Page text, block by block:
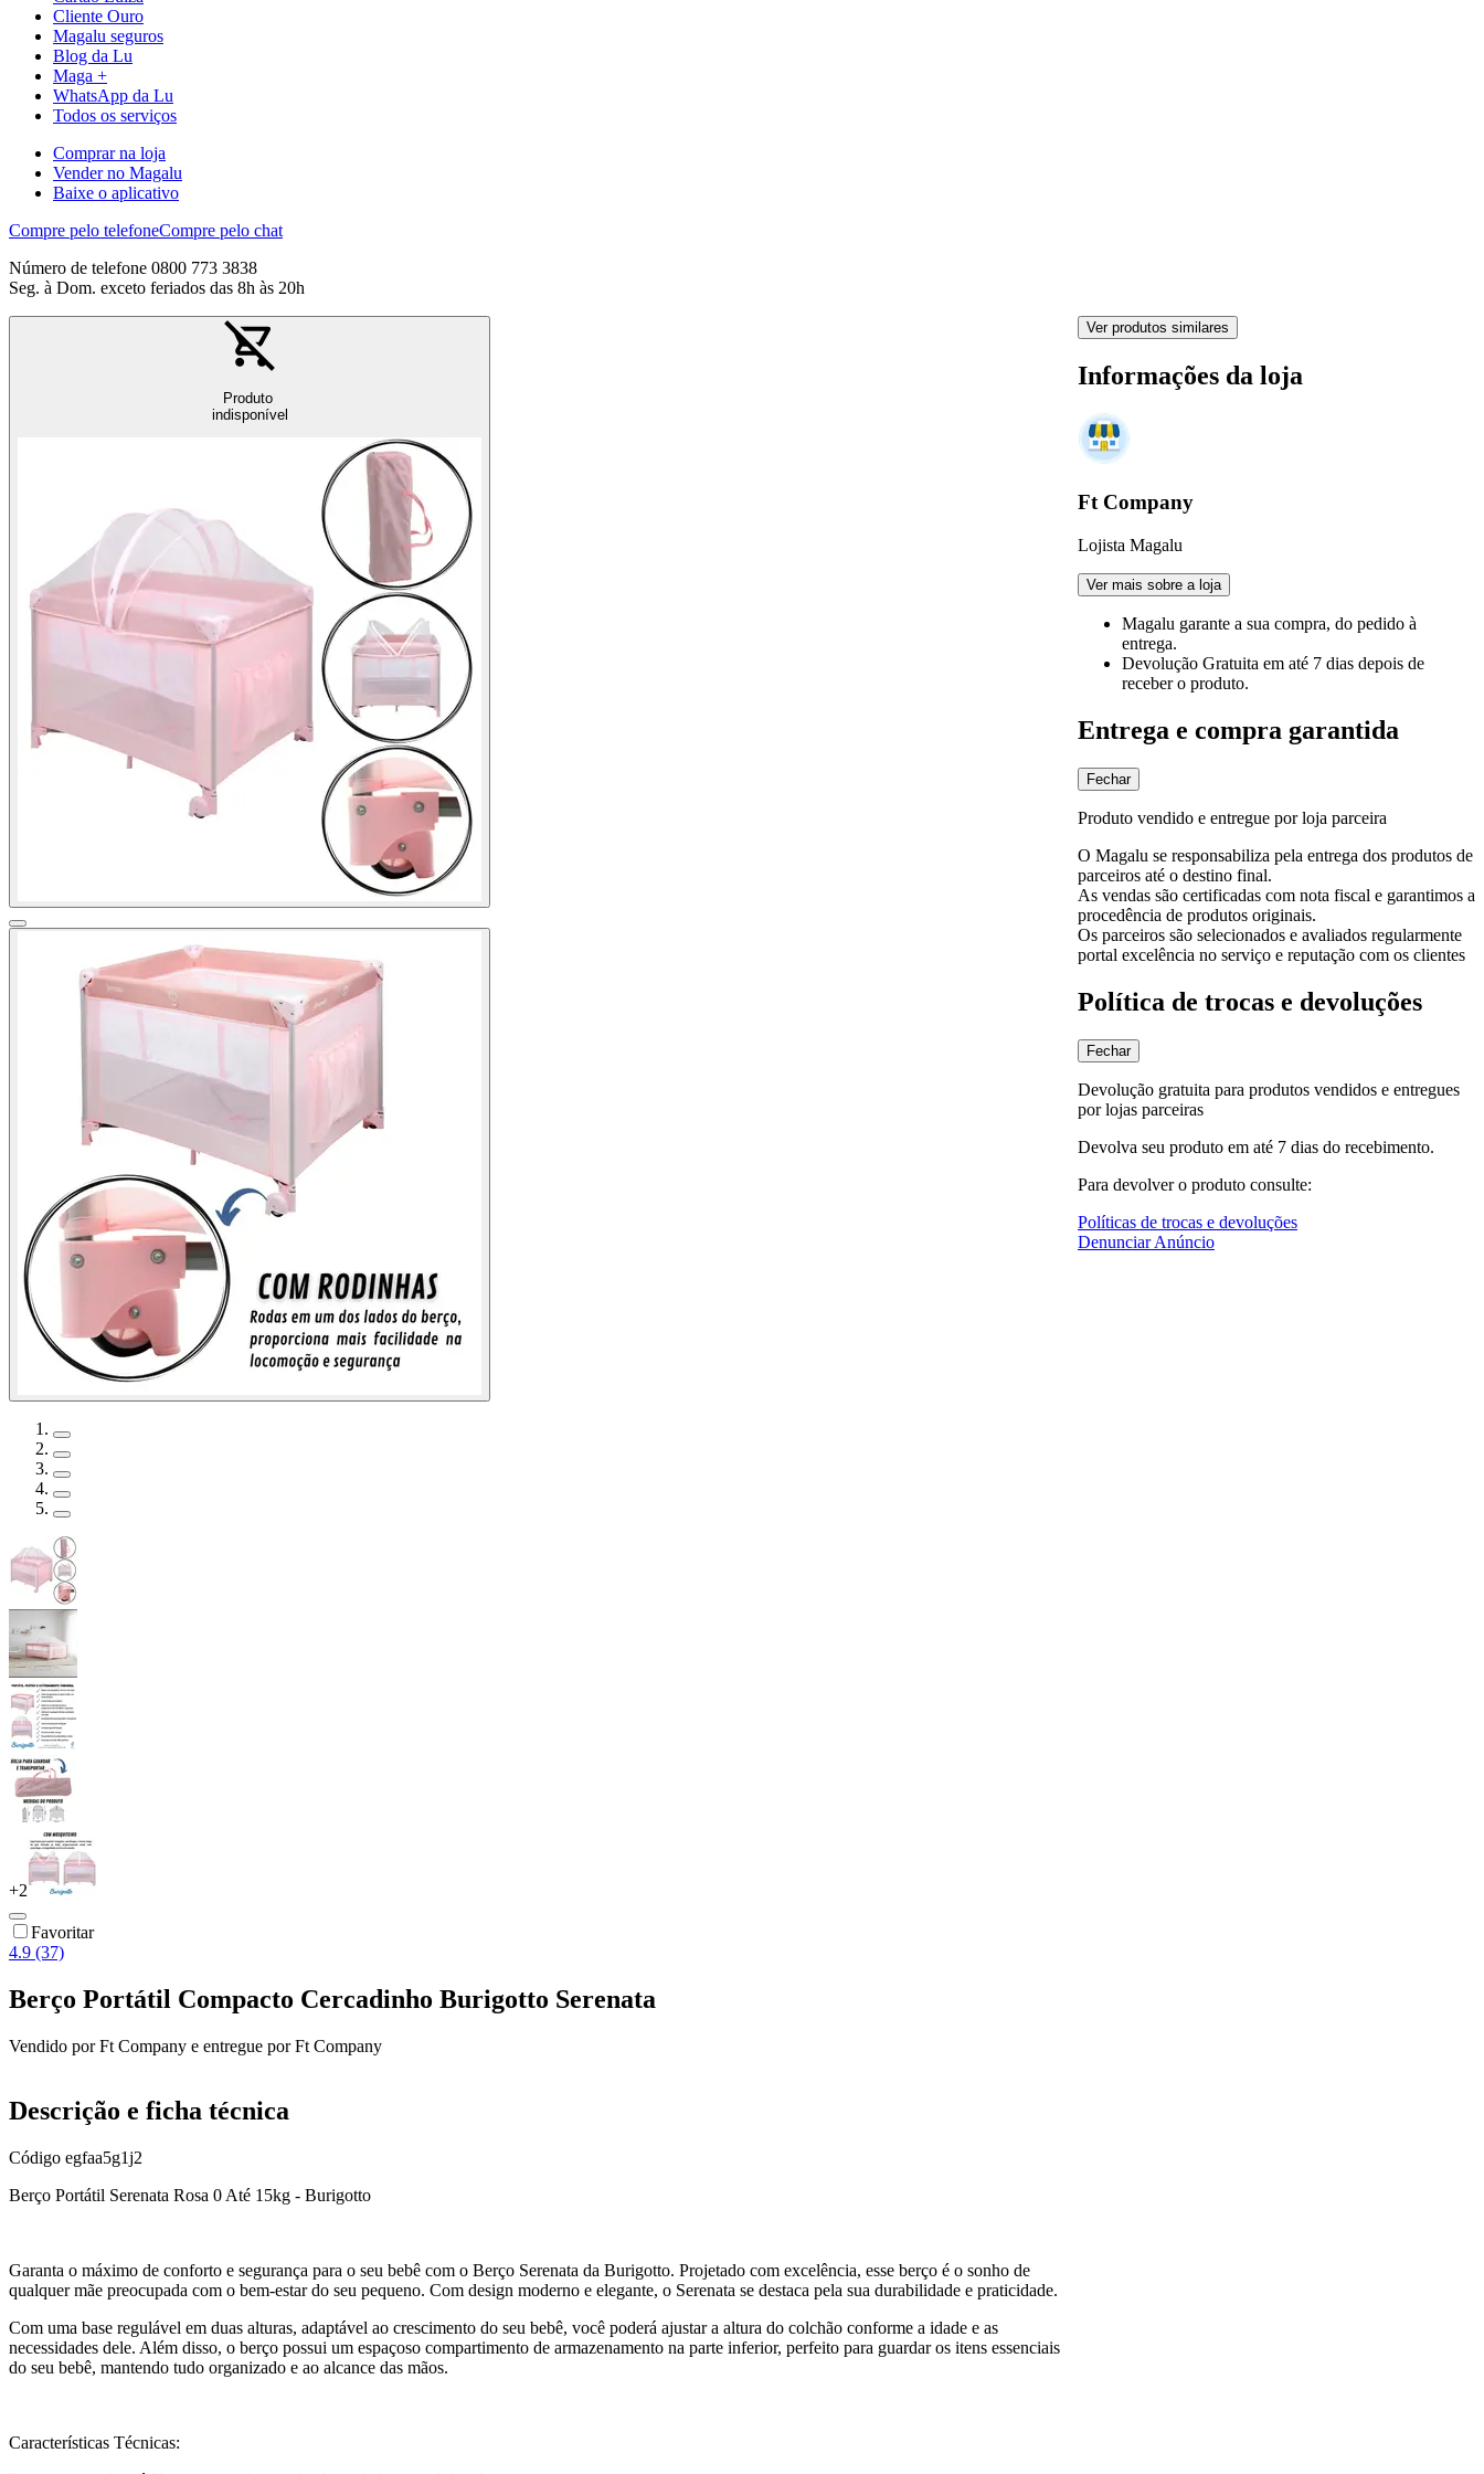
Cliente Ouro
Magalu seguros
Blog da Lu
Maga +
WhatsApp da Lu
Todos os serviços
Comprar na loja
Vender no Magalu
Baixe o aplicativo
Compre pelo telefoneCompre pelo chat
Número de telefone 0800 773 3838
Seg. à Dom. exceto feriados das 8h às 20h
Produto
indisponível
+2
Favoritar
4.9 (37)
Berço Portátil Compacto Cercadinho Burigotto Serenata
Vendido porFt Company e entregue por Ft Company
Ver produtos similares
Informações da loja
Ft Company
Lojista Magalu
Ver mais sobre a loja
Magalu garante a sua compra, do pedido à
entrega.
Devolução Gratuita em até 7 dias depois de
receber o produto.
Entrega e compra garantida
Fechar
Produto vendido e entregue por loja parceira
O Magalu se responsabiliza pela entrega dos produtos de
parceiros até o destino final.
As vendas são certificadas com nota fiscal e garantimos a
procedência de produtos originais.
Os parceiros são selecionados e avaliados regularmente
portal excelência no serviço e reputação com os clientes
Política de trocas e devoluções
Fechar
Devolução gratuita para produtos vendidos e entregues
por lojas parceiras
Devolva seu produto em até 7 dias do recebimento.
Para devolver o produto consulte:
Políticas de trocas e devoluções
Denunciar Anúncio
Descrição e ficha técnica
Código egfaa5g1j2
Berço Portátil Serenata Rosa 0 Até 15kg - Burigotto
Garanta o máximo de conforto e segurança para o seu bebê com o Berço Serenata da Burigotto. Projetado com excelência, esse berço é o sonho de
qualquer mãe preocupada com o bem-estar do seu pequeno. Com design moderno e elegante, o Serenata se destaca pela sua durabilidade e praticidade.
Com uma base regulável em duas alturas, adaptável ao crescimento do seu bebê, você poderá ajustar a altura do colchão conforme a idade e as
necessidades dele. Além disso, o berço possui um espaçoso compartimento de armazenamento na parte inferior, perfeito para guardar os itens essenciais
do seu bebê, mantendo tudo organizado e ao alcance das mãos.
Características Técnicas: